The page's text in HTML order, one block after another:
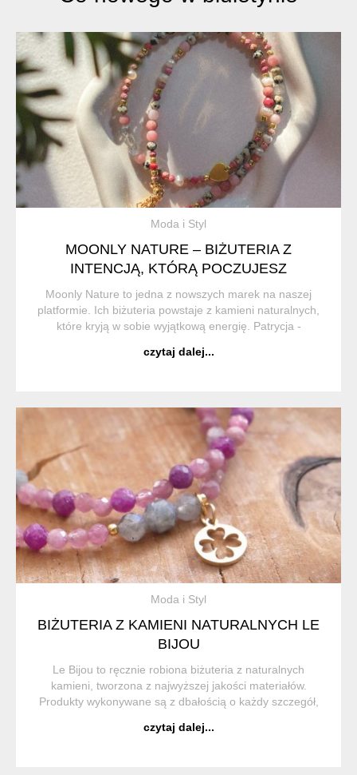
Moda i Styl
MOONLY NATURE – BIŻUTERIA Z
INTENCJĄ, KTÓRĄ POCZUJESZ
Moonly Nature to jedna z nowszych marek na naszej
platformie. Ich biżuteria powstaje z kamieni naturalnych,
które kryją w sobie wyjątkową energię. Patrycja -
przyjemnością dzieli się tym z inny...
czytaj dalej...
Moda i Styl
BIŻUTERIA Z KAMIENI NATURALNYCH LE
BIJOU
Le Bijou to ręcznie robiona biżuteria z naturalnych
kamieni, tworzona z najwyższej jakości materiałów.
Produkty wykonywane są z dbałością o każdy szczegół,
komfortowe w noszeniu. ...
czytaj dalej...